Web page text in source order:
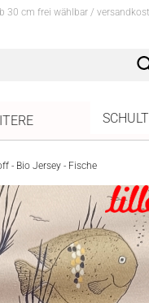
30 cm frei wählbar /
- Bio Jersey - Fische